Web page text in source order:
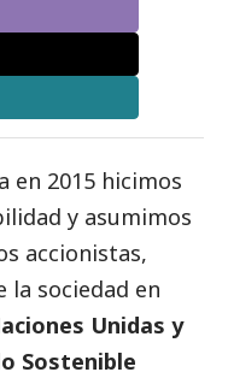
en 2015 hicimos
y asumimos
accionistas,
la sociedad en
Unidas y
Sostenible